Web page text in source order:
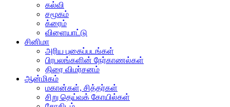
கல்வி
சமூகம்
க்ரைம்
விளையாட்டு
சினிமா
அரிய புகைப்படங்கள்
பிரபலங்களின் நேர்காணல்கள்
திரை விமர்சனம்
ஆன்மிகம்
மகான்கள், சித்தர்கள்
சிறு தெய்வக் கோயில்கள்